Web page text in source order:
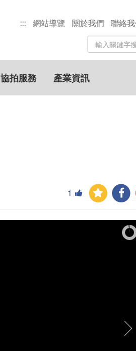
::: 網站導覽 關於我們 聯絡
站
內
搜
尋
關
鍵
協拍服務 產業資訊
1